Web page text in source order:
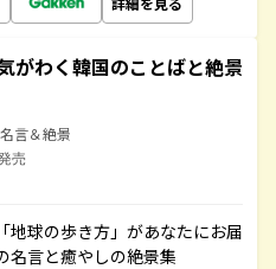
がわく韓国のことばと絶景
言＆絶景
売
地球の歩き方」があなたにお届
名言と癒やしの絶景集